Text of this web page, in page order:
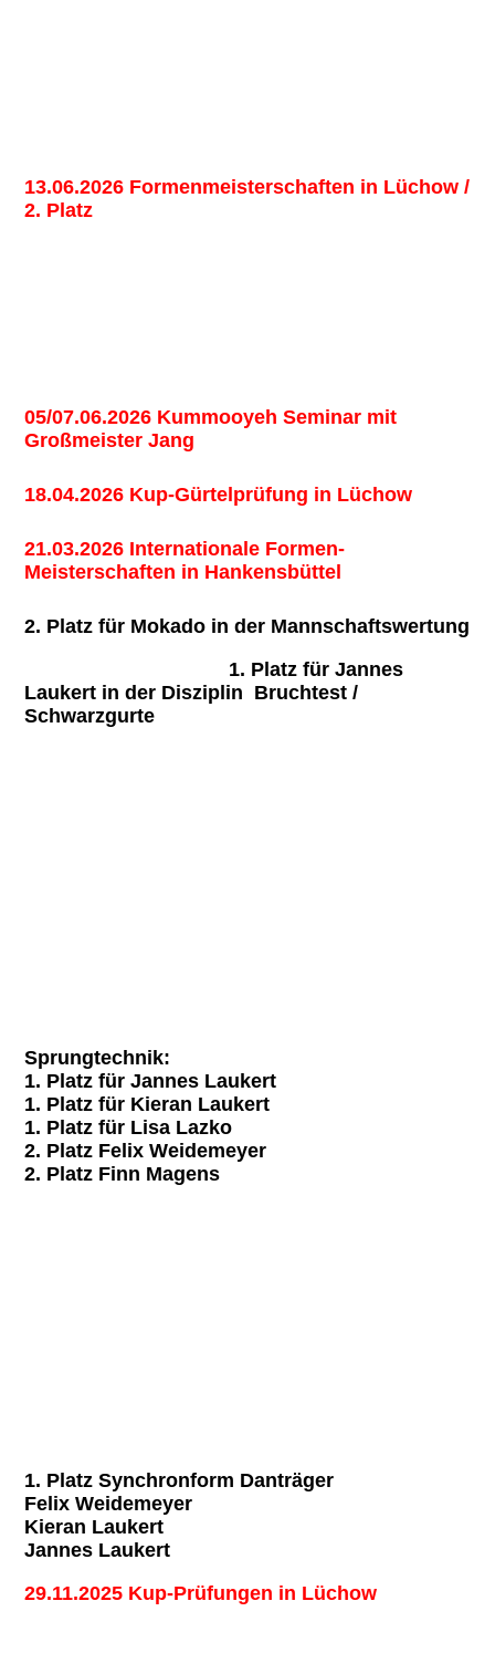
13.06.2026 Formenmeisterschaften in Lüchow /
2. Platz
05/07.06.2026 Kummooyeh Seminar mit
Großmeister Jang
18.04.2026 Kup-Gürtelprüfung in Lüchow
21.03.2026 Internationale Formen-
Meisterschaften in Hankensbüttel
2. Platz für Mokado in der Mannschaftswertung
1. Platz für Jannes
Laukert in der Disziplin Bruchtest /
Schwarzgurte
Sprungtechnik:
1. Platz für Jannes Laukert
1. Platz für Kieran Laukert
1. Platz für Lisa Lazko
2. Platz Felix Weidemeyer
2. Platz Finn Magens
1. Platz Synchronform Danträger
Felix Weidemeyer
Kieran Laukert
Jannes Laukert
29.11.2025 Kup-Prüfungen in Lüchow